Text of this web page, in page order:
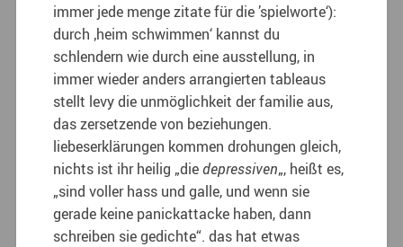
immer jede menge zitate für die ’spielworte‘):
durch ‚heim schwimmen‘ kannst du
schlendern wie durch eine ausstellung, in
immer wieder anders arrangierten tableaus
stellt levy die unmöglichkeit der familie aus,
das zersetzende von beziehungen.
liebeserklärungen kommen drohungen gleich,
nichts ist ihr heilig „diedepressiven„, heißt es,
„sind voller hass und galle, und wenn sie
gerade keine panickattacke haben, dann
schreiben sie gedichte“. das hat etwas